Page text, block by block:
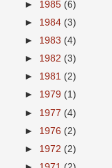
► 1985 (6)
► 1984 (3)
► 1983 (4)
► 1982 (3)
► 1981 (2)
► 1979 (1)
► 1977 (4)
► 1976 (2)
► 1972 (2)